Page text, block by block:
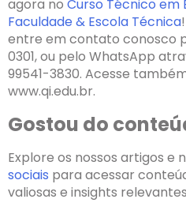
agora no Curso Técnico em
Faculdade & Escola Técnica
entre em contato conosco
0301, ou pelo WhatsApp
99541-3830. Acesse
www.qi.edu.br.
Gostou do
Explore os nossos artigos e
sociais para acessar
valiosas e insights